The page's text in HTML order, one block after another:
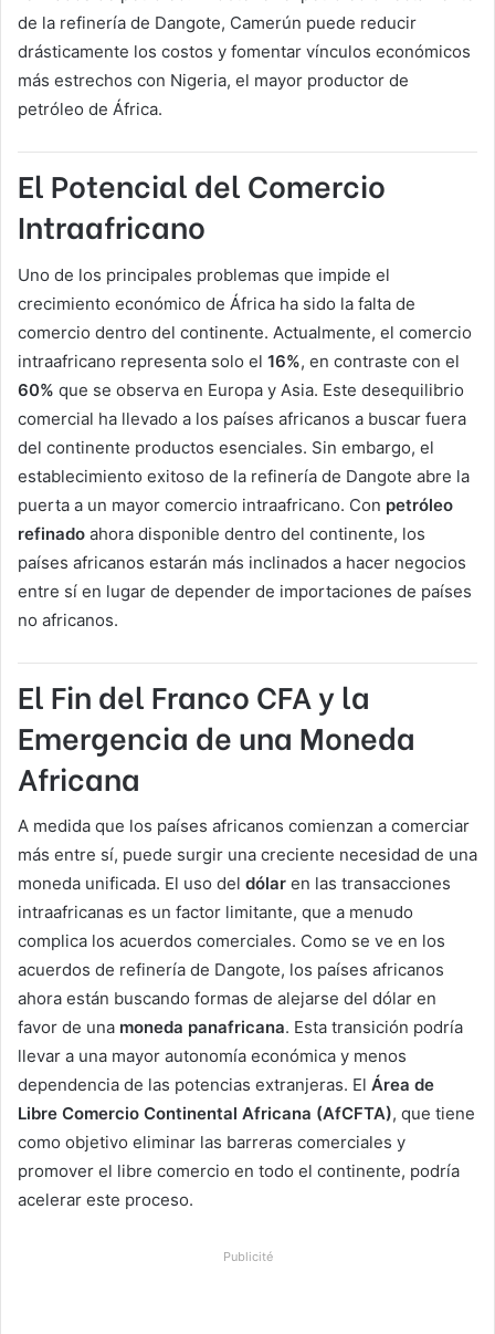
de la refinería de Dangote, Camerún puede reducir
drásticamente los costos y fomentar vínculos económicos
más estrechos con Nigeria, el mayor productor de
petróleo de África.
El Potencial del Comercio
Intraafricano
Uno de los principales problemas que impide el
crecimiento económico de África ha sido la falta de
comercio dentro del continente. Actualmente, el comercio
intraafricano representa solo el 16%, en contraste con el
60% que se observa en Europa y Asia. Este desequilibrio
comercial ha llevado a los países africanos a buscar fuera
del continente productos esenciales. Sin embargo, el
establecimiento exitoso de la refinería de Dangote abre la
puerta a un mayor comercio intraafricano. Con petróleo
refinado ahora disponible dentro del continente, los
países africanos estarán más inclinados a hacer negocios
entre sí en lugar de depender de importaciones de países
no africanos.
El Fin del Franco CFA y la
Emergencia de una Moneda
Africana
A medida que los países africanos comienzan a comerciar
más entre sí, puede surgir una creciente necesidad de una
moneda unificada. El uso del dólar en las transacciones
intraafricanas es un factor limitante, que a menudo
complica los acuerdos comerciales. Como se ve en los
acuerdos de refinería de Dangote, los países africanos
ahora están buscando formas de alejarse del dólar en
favor de una moneda panafricana. Esta transición podría
llevar a una mayor autonomía económica y menos
dependencia de las potencias extranjeras. El Área de
Libre Comercio Continental Africana (AfCFTA), que tiene
como objetivo eliminar las barreras comerciales y
promover el libre comercio en todo el continente, podría
acelerar este proceso.
Publicité